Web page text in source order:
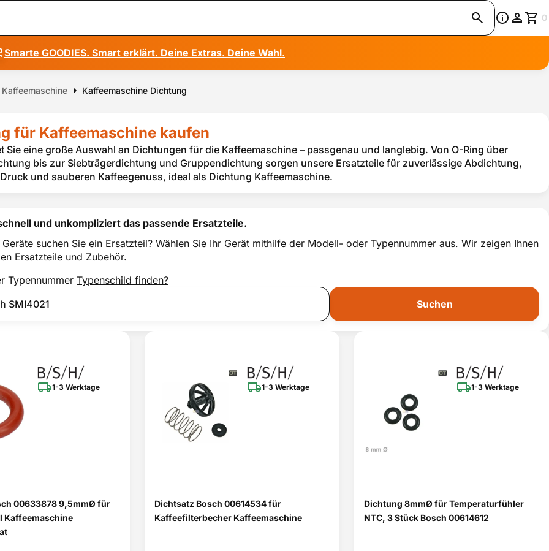
0
Smarte GOODIES. Smart erklärt. Deine Extras. Deine Wahl.
Kaffeemaschine Dichtung
für Kaffeemaschine kaufen
Sie eine große Auswahl an Dichtungen für die Kaffeemaschine – passgenau und langlebig. Von O-Ring über
bis zur Siebträgerdichtung und Gruppendichtung sorgen unsere Ersatzteile für zuverlässige Abdichtung,
und sauberen Kaffeegenuss, ideal als Dichtung Kaffeemaschine.
und unkompliziert das passende Ersatzteile.
suchen Sie ein Ersatzteil? Wählen Sie Ihr Gerät mithilfe der Modell- oder Typennummer aus. Wir zeigen Ihnen
Ersatzteile und Zubehör.
Typennummer Typenschild finden?
Suchen
1-3 Werktage
00633878 9,5mmØ für
Kaffeemaschine
1-3 Werktage
Dichtsatz Bosch 00614534 für
Kaffeefilterbecher Kaffeemaschine
1-3 Werktage
Dichtung 8mmØ für Temperaturfühler
NTC, 3 Stück Bosch 00614612